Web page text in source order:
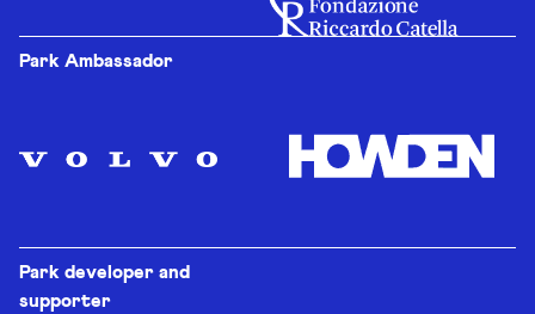
Park Ambassador
Park developer and
supporter